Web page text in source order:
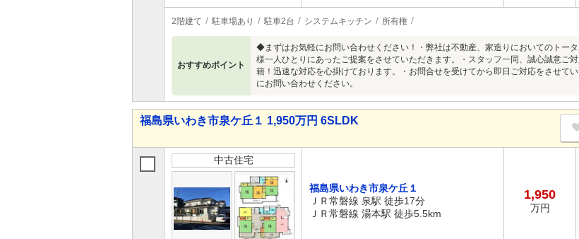
2階建て 駐車場あり 駐車2台 システムキッチン 所有権
おすすめポイント
◆まずはお気軽にお問い合わせください！・弊社は不動産、家造りにおいてのトー
様一人ひとりにあったご提案をさせていただきます。・スタッフ一同、誠心誠意ご
籍！迅速な対応を心掛けております。・お問合せを受けてから即日ご対応をさせて
にお問い合わせください。
福島県いわき市泉ケ丘１ 1,950万円 6SLDK
中古住宅
福島県いわき市泉ケ丘１
ＪＲ常磐線 泉駅 徒歩17分
ＪＲ常磐線 湯本駅 徒歩5.5km
1,950
万円